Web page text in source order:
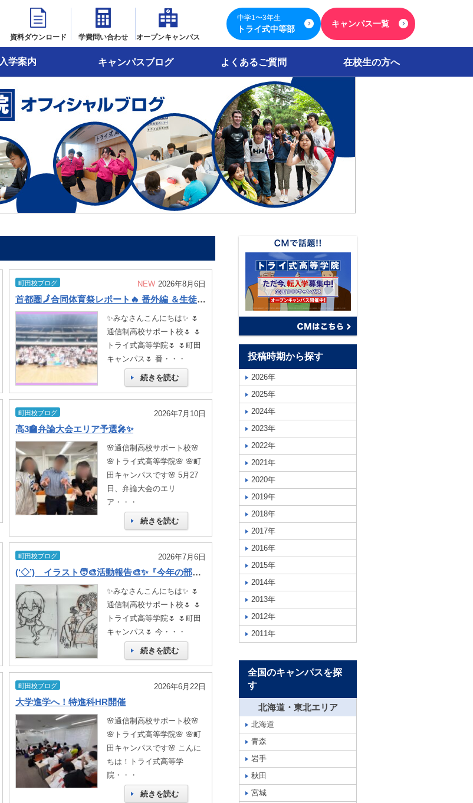
資料ダウンロード 学費問い合わせ オープンキャンパス
中学1〜3年生
トライ式中等部
キャンパス一覧
入学案内 キャンパスブログ よくあるご質問 在校生の方へ
町田校ブログ NEW 2026年8月6日
首都圏🗾合同体育祭レポート🔥 番外編 ＆生徒インタビュー✨
✨みなさんこんにちは✨ 🌷
通信制高校サポート校🌷 🌷
トライ式高等学院🌷 🌷町田
キャンパス🌷 番・・・
続きを読む
町田校ブログ 2026年7月10日
高3🏫弁論大会エリア予選🎤✨
🌸通信制高校サポート校🌸
🌸トライ式高等学院🌸 🌸町
田キャンパスです🌸 5月27
日、弁論大会のエリ
ア・・・
続きを読む
町田校ブログ 2026年7月6日
(‘◇’)ゞイラスト🧑‍🎨活動報告🎨✨『今年の部誌Vol.1完成しました！』
✨みなさんこんにちは✨ 🌷
通信制高校サポート校🌷 🌷
トライ式高等学院🌷 🌷町田
キャンパス🌷 今・・・
続きを読む
町田校ブログ 2026年6月22日
大学進学へ！特進科HR開催
🌸通信制高校サポート校🌸
🌸トライ式高等学院🌸 🌸町
田キャンパスです🌸 こんに
ちは！トライ式高等学
院・・・
続きを読む
投稿時期から探す
2026年
2025年
2024年
2023年
2022年
2021年
2020年
2019年
2018年
2017年
2016年
2015年
2014年
2013年
2012年
2011年
全国のキャンパスを探
す
北海道・東北エリア
北海道
青森
岩手
秋田
宮城